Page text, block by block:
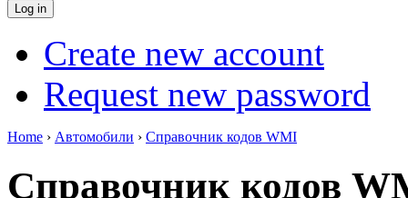
Create new account
Request new password
Home › Автомобили › Справочник кодов WMI
Справочник кодов